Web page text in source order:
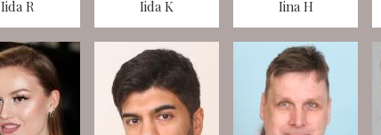
Iida R Iida K Iina H